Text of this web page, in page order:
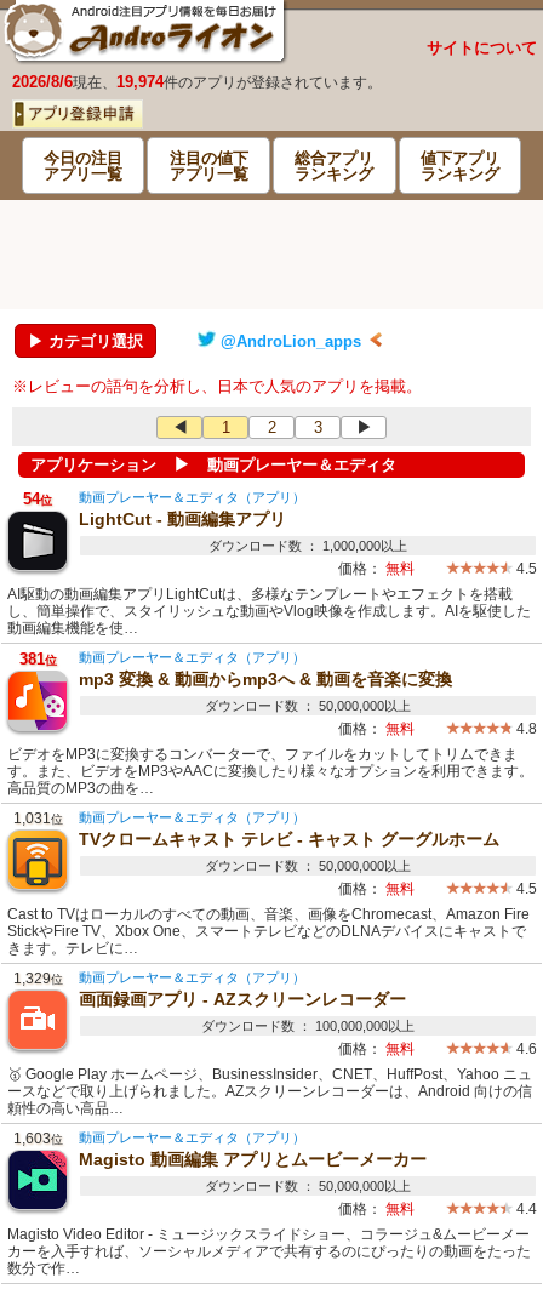
サイトについて
2026/8/6現在、 19,974件のアプリが登録されています。
今日の注目
アプリ一覧
注目の値下
アプリ一覧
総合アプリ
ランキング
値下アプリ
ランキング
▶ カテゴリ選択 @AndroLion_apps
※レビューの語句を分析し、日本で人気のアプリを掲載。
◀ 1 2 3 ▶
アプリケーション ▶ 動画プレーヤー＆エディタ
54位 動画プレーヤー＆エディタ（アプリ）
LightCut - 動画編集アプリ
ダウンロード数 ： 1,000,000以上
価格： 無料
4.5
AI駆動の動画編集アプリLightCutは、多様なテンプレートやエフェクトを搭載
し、簡単操作で、スタイリッシュな動画やVlog映像を作成します。AIを駆使した
動画編集機能を使…
381位 動画プレーヤー＆エディタ（アプリ）
mp3 変換 & 動画からmp3へ & 動画を音楽に変換
ダウンロード数 ： 50,000,000以上
価格： 無料
4.8
ビデオをMP3に変換するコンバーターで、ファイルをカットしてトリムできま
す。また、ビデオをMP3やAACに変換したり様々なオプションを利用できます。
高品質のMP3の曲を…
1,031位 動画プレーヤー＆エディタ（アプリ）
TVクロームキャスト テレビ - キャスト グーグルホーム
ダウンロード数 ： 50,000,000以上
価格： 無料
4.5
Cast to TVはローカルのすべての動画、音楽、画像をChromecast、Amazon Fire
StickやFire TV、Xbox One、スマートテレビなどのDLNAデバイスにキャストで
きます。テレビに…
1,329位 動画プレーヤー＆エディタ（アプリ）
画面録画アプリ - AZスクリーンレコーダー
ダウンロード数 ： 100,000,000以上
価格： 無料
4.6
🥇 Google Play ホームページ、BusinessInsider、CNET、HuffPost、Yahoo ニュ
ースなどで取り上げられました。AZスクリーンレコーダーは、Android 向けの信
頼性の高い高品…
1,603位 動画プレーヤー＆エディタ（アプリ）
Magisto 動画編集 アプリとムービーメーカー
ダウンロード数 ： 50,000,000以上
価格： 無料
4.4
Magisto Video Editor - ミュージックスライドショー、コラージュ&ムービーメー
カーを入手すれば、ソーシャルメディアで共有するのにぴったりの動画をたった
数分で作…